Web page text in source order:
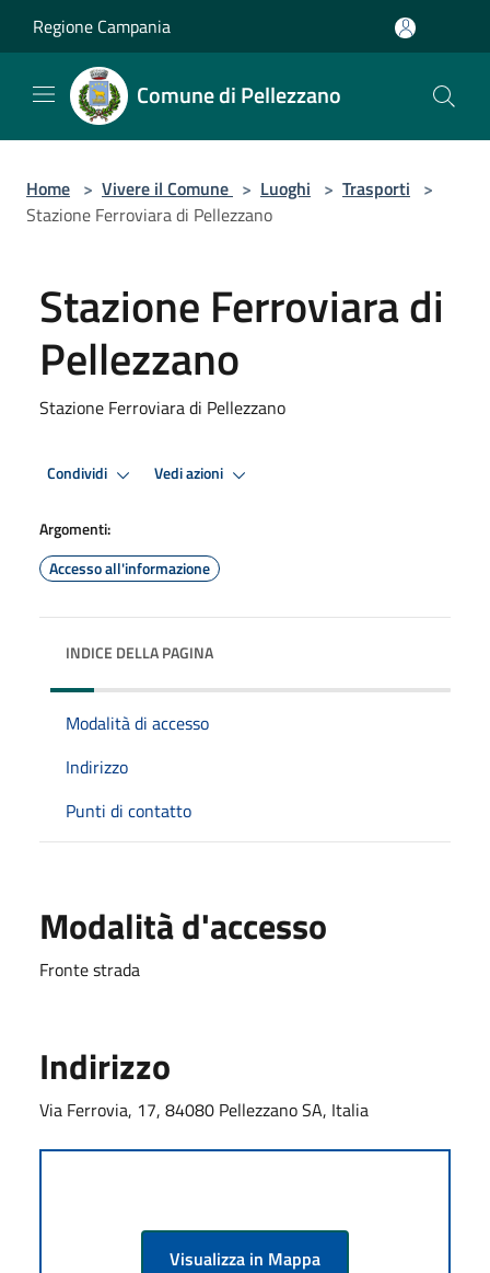
Regione Campania
Comune di Pellezzano
Home > Vivere il Comune > Luoghi > Trasporti >
Stazione Ferroviara di Pellezzano
Stazione Ferroviara di
Pellezzano
Stazione Ferroviara di Pellezzano
Condividi Vedi azioni
Argomenti:
Accesso all'informazione
INDICE DELLA PAGINA
Modalità di accesso
Indirizzo
Punti di contatto
Modalità d'accesso
Fronte strada
Indirizzo
Via Ferrovia, 17, 84080 Pellezzano SA, Italia
Visualizza in Mappa